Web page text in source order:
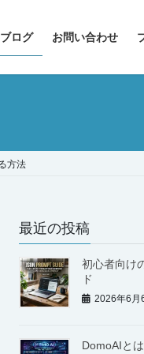
ログ お問い合わせ
方法
最近の投稿
初心者向け
ド
2026年6月
DomoAIと